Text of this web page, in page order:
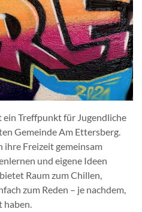
Treffpunkt für Jugendliche
Gemeinde Am Ettersberg.
ihre Freizeit gemeinsam
und eigene Ideen
Raum zum Chillen,
zum Reden – je nachdem,
haben.